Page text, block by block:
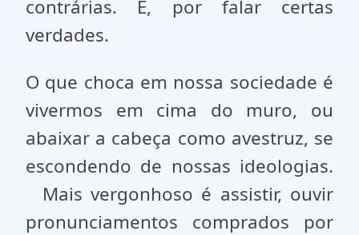
contrárias. E, por falar certas
verdades.
O que choca em nossa sociedade é
vivermos em cima do muro, ou
abaixar a cabeça como avestruz, se
escondendo de nossas ideologias.
Mais vergonhoso é assistir, ouvir
pronunciamentos comprados por